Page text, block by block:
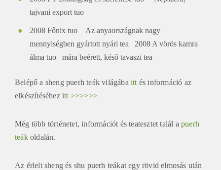
tajvani export tuo
2008 Főnix tuo Az anyaországnak nagy
mennyiségben gyártott nyári tea 2008 A vörös kamra
álma tuo mára beérett, késő tavaszi tea
Belépő a sheng puerh teák világába itt és információ az
elkészítéséhez itt >>>>>>
Még több történetet, információt és teatesztet talál apuerh
teákoldalán.
Az érlelt sheng és shu puerh teákat egy rövid elmosás után